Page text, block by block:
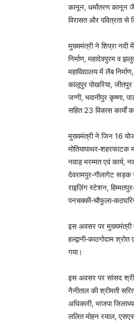
कानून, धर्मांतरण कानून
विरासत और पवित्रता से
मुख्यमंत्री ने शिप्रा नदी
निर्माण, महादेवपुरम व
महाविद्यालय में लैब
कालूपुर पोखरिया,
जग्गी, भवानीपुर कृष्णा,
सहित 23 विकास कार्यों
मुख्यमंत्री ने जिन 16
मोतियापाथर‑शहरफाटक
नवाड़ मरम्मत एवं कार्य,
देवरामपुर‑गौलागेट सड़क
राइज़िंग स्टेशन,
इस अवसर पर मुख्यमंत्री
हल्द्वानी‑काठगोदाम
गया।
इस अवसर पर सांसद श्री
नैनीताल की श्रीमती
अधिकारी, भाजपा
ललित मोहन रयाल,